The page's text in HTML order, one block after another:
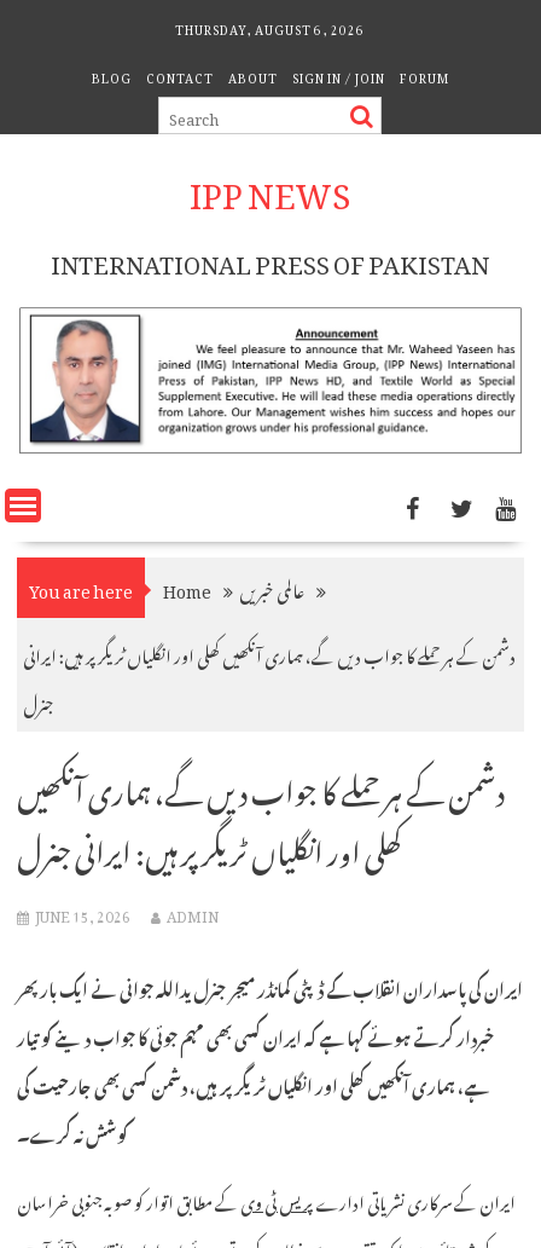
THURSDAY, AUGUST 6, 2026
BLOG CONTACT ABOUT SIGN IN / JOIN FORUM
IPP NEWS
INTERNATIONAL PRESS OF PAKISTAN
You are here Home
عالمی خبریں
دشمن کے ہر حملے کا جواب دیں گے، ہماری آنکھیں کھلی اور انگلیاں ٹریگر پر ہیں: ایرانی
جنرل
دشمن کے ہر حملے کا جواب دیں گے، ہماری آنکھیں
کھلی اور انگلیاں ٹریگر پر ہیں: ایرانی جنرل
JUNE 15, 2026 ADMIN
ایران کی پاسداران انقلاب کے ڈپٹی کمانڈر میجر جنرل یداللہ جوانی نے ایک بار پھر
خبردار کرتے ہوئے کہا ہے کہ ایران کسی بھی مہم جوئی کا جواب دینے کو تیار
ہے، ہماری آنکھیں کھلی اور انگلیاں ٹریگر پر ہیں، دشمن کسی بھی جارحیت کی
کوشش نہ کرے۔
ایران کے سرکاری نشریاتی ادارےپریس ٹی ویکے مطابق اتوار کو صوبہ جنوبی خراسان